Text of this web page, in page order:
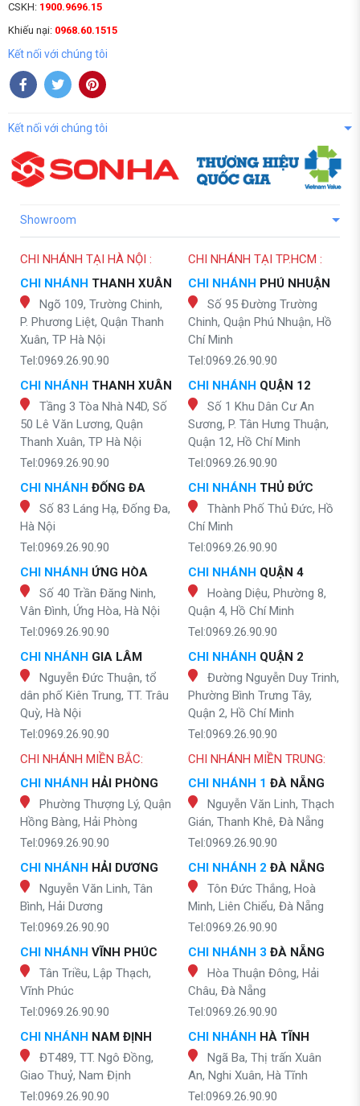
CSKH: 1900.9696.15
Khiếu nại: 0968.60.1515
Kết nối với chúng tôi
Kết nối với chúng tôi
Showroom
CHI NHÁNH TẠI HÀ NỘI :
CHI NHÁNH THANH XUÂN
Ngõ 109, Trường Chinh,
P. Phương Liệt, Quận Thanh
Xuân, TP Hà Nội
Tel:0969.26.90.90
CHI NHÁNH THANH XUÂN
Tầng 3 Tòa Nhà N4D, Số
50 Lê Văn Lương, Quận
Thanh Xuân, TP Hà Nội
Tel:0969.26.90.90
CHI NHÁNH ĐỐNG ĐA
Số 83 Láng Hạ, Đống Đa,
Hà Nội
Tel:0969.26.90.90
CHI NHÁNH ỨNG HÒA
Số 40 Trần Đăng Ninh,
Vân Đình, Ứng Hòa, Hà Nội
Tel:0969.26.90.90
CHI NHÁNH GIA LÂM
Nguyễn Đức Thuận, tổ
dân phố Kiên Trung, TT. Trâu
Quỳ, Hà Nội
Tel:0969.26.90.90
CHI NHÁNH TẠI TP.HCM :
CHI NHÁNH PHÚ NHUẬN
Số 95 Đường Trường
Chinh, Quận Phú Nhuận, Hồ
Chí Minh
Tel:0969.26.90.90
CHI NHÁNH QUẬN 12
Số 1 Khu Dân Cư An
Sương, P. Tân Hưng Thuận,
Quận 12, Hồ Chí Minh
Tel:0969.26.90.90
CHI NHÁNH THỦ ĐỨC
Thành Phố Thủ Đức, Hồ
Chí Minh
Tel:0969.26.90.90
CHI NHÁNH QUẬN 4
Hoàng Diệu, Phường 8,
Quận 4, Hồ Chí Minh
Tel:0969.26.90.90
CHI NHÁNH QUẬN 2
Đường Nguyễn Duy Trinh,
Phường Bình Trưng Tây,
Quận 2, Hồ Chí Minh
Tel:0969.26.90.90
CHI NHÁNH MIỀN BẮC:
CHI NHÁNH HẢI PHÒNG
Phường Thượng Lý, Quận
Hồng Bàng, Hải Phòng
Tel:0969.26.90.90
CHI NHÁNH HẢI DƯƠNG
Nguyễn Văn Linh, Tân
Bình, Hải Dương
Tel:0969.26.90.90
CHI NHÁNH VĨNH PHÚC
Tân Triều, Lập Thạch,
Vĩnh Phúc
Tel:0969.26.90.90
CHI NHÁNH NAM ĐỊNH
ĐT489, TT. Ngô Đồng,
Giao Thuỷ, Nam Định
Tel:0969.26.90.90
CHI NHÁNH MIỀN TRUNG:
CHI NHÁNH 1 ĐÀ NẴNG
Nguyễn Văn Linh, Thạch
Gián, Thanh Khê, Đà Nẵng
Tel:0969.26.90.90
CHI NHÁNH 2 ĐÀ NẴNG
Tôn Đức Thắng, Hoà
Minh, Liên Chiểu, Đà Nẵng
Tel:0969.26.90.90
CHI NHÁNH 3 ĐÀ NẴNG
Hòa Thuận Đông, Hải
Châu, Đà Nẵng
Tel:0969.26.90.90
CHI NHÁNH HÀ TĨNH
Ngã Ba, Thị trấn Xuân
An, Nghi Xuân, Hà Tĩnh
Tel:0969.26.90.90